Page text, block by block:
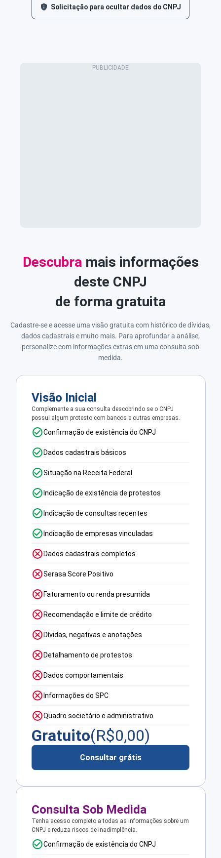
Solicitação para ocultar dados do CNPJ
Descubra mais informações
deste CNPJ
de forma gratuita
Cadastre-se e acesse uma visão gratuita com histórico de dívidas,
dados cadastrais e muito mais. Para aprofundar a análise,
personalize com informações extras em uma consulta sob
medida.
Visão Inicial
Complemente a sua consulta descobrindo se o CNPJ
possui algum protesto com bancos e outras empresas.
Confirmação de existência do CNPJ
Dados cadastrais básicos
Situação na Receita Federal
Indicação de existência de protestos
Indicação de consultas recentes
Indicação de empresas vinculadas
Dados cadastrais completos
Serasa Score Positivo
Faturamento ou renda presumida
Recomendação e limite de crédito
Dívidas, negativas e anotações
Detalhamento de protestos
Dados comportamentais
Informações do SPC
Quadro societário e administrativo
Gratuito(R$0,00)
Consultar grátis
Consulta Sob Medida
Tenha acesso completo a todas as informações sobre um
CNPJ e reduza riscos de inadimplência.
Confirmação de existência do CNPJ